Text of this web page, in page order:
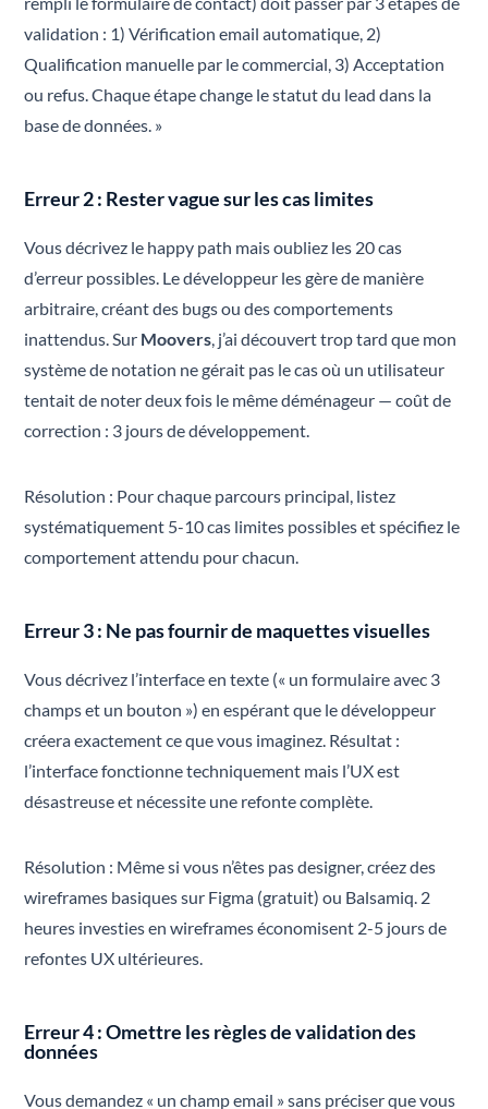
validation : 1) Vérification email automatique, 2)
Qualification manuelle par le commercial, 3) Acceptation
ou refus. Chaque étape change le statut du lead dans la
base de données. »
Erreur 2 : Rester vague sur les cas limites
Vous décrivez le happy path mais oubliez les 20 cas
d’erreur possibles. Le développeur les gère de manière
arbitraire, créant des bugs ou des comportements
inattendus. Sur Moovers , j’ai découvert trop tard que mon
système de notation ne gérait pas le cas où un utilisateur
tentait de noter deux fois le même déménageur — coût de
correction : 3 jours de développement.
Résolution : Pour chaque parcours principal, listez
systématiquement 5-10 cas limites possibles et spécifiez le
comportement attendu pour chacun.
Erreur 3 : Ne pas fournir de maquettes visuelles
Vous décrivez l’interface en texte (« un formulaire avec 3
champs et un bouton ») en espérant que le développeur
créera exactement ce que vous imaginez. Résultat :
l’interface fonctionne techniquement mais l’UX est
désastreuse et nécessite une refonte complète.
Résolution : Même si vous n’êtes pas designer, créez des
wireframes basiques sur Figma (gratuit) ou Balsamiq. 2
heures investies en wireframes économisent 2-5 jours de
refontes UX ultérieures.
Erreur 4 : Omettre les règles de validation des
données
Vous demandez « un champ email » sans préciser que vous